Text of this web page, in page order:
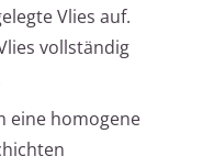
Vlies auf.
vollständig
eine homogene